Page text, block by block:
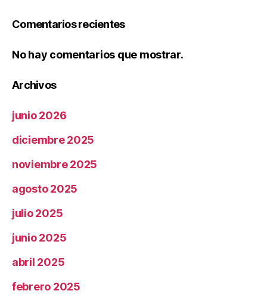
Comentarios recientes
No hay comentarios que mostrar.
Archivos
junio 2026
diciembre 2025
noviembre 2025
agosto 2025
julio 2025
junio 2025
abril 2025
febrero 2025